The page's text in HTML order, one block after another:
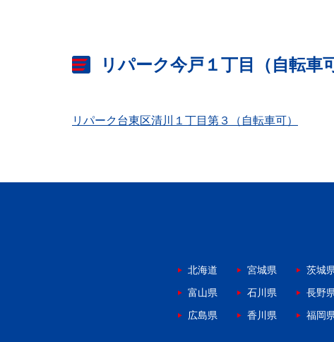
リパーク今戸１丁目（自転車
リパーク台東区清川１丁目第３（自転車可）
北海道 宮城県 茨城
富山県
石川県 長野
広島県
香川県 福岡